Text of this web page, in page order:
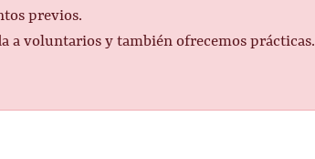
previos.
a voluntarios y también ofrecemos prácticas.